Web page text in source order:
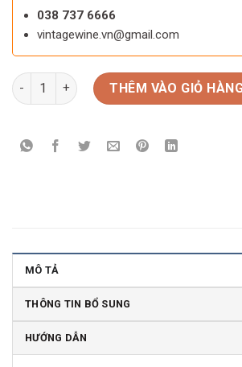
038 737 6666
vintagewine.vn@gmail.com
Rượu vang ý Muso Rosso Primitivo Di
THÊM VÀO GIỎ
MÔ TẢ
THÔNG TIN BỔ SUNG
HƯỚNG DẪN